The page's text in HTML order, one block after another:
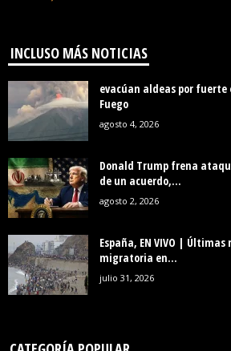
INCLUSO MÁS NOTICIAS
evacúan aldeas por fuerte
Fuego
agosto 4, 2026
Donald Trump frena
de un acuerdo,...
agosto 2, 2026
España, EN VIVO |
migratoria en...
julio 31, 2026